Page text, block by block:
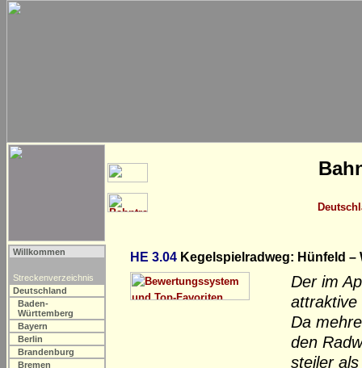
Willkommen
Streckenverzeichnis
Deutschland
Baden-
Württemberg
Bayern
Berlin
Brandenburg
Bremen
HE 3.04 Kegelspielradweg: Hünfeld –
Der im
attraktive
Da
den
steiler